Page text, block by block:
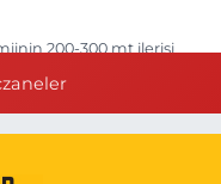
200-300 mt ilerisi